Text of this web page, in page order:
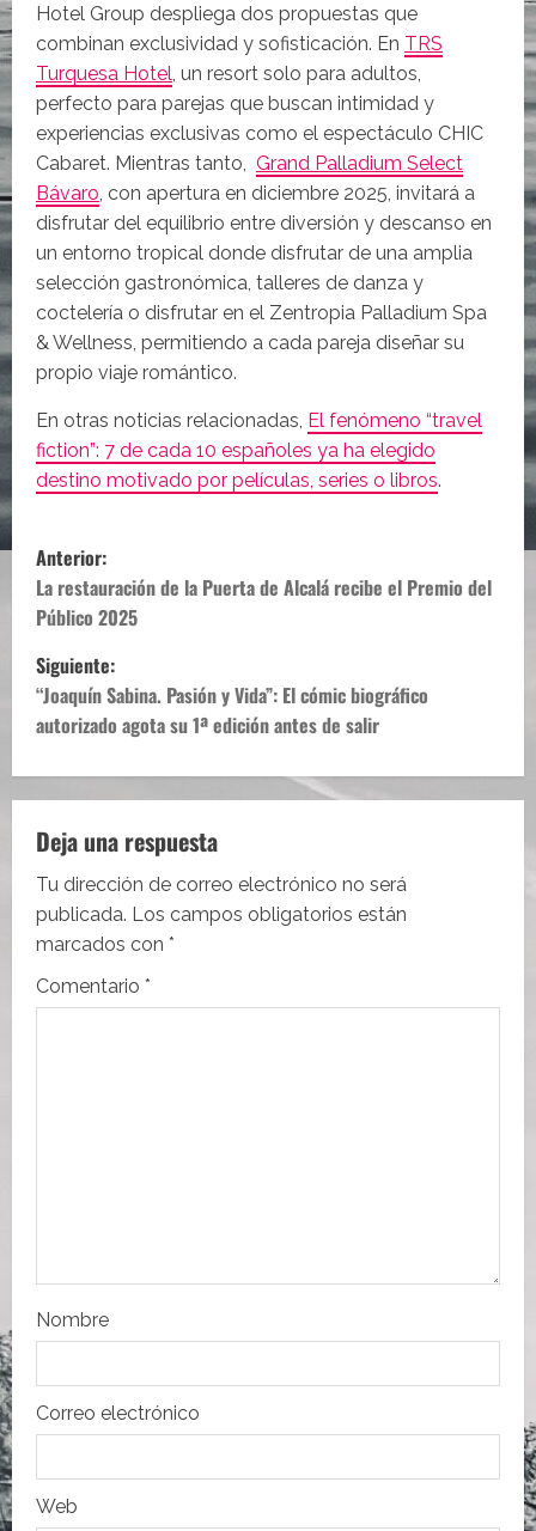
Hotel Group despliega dos propuestas que
combinan exclusividad y sofisticación. En TRS
Turquesa Hotel, un resort solo para adultos,
perfecto para parejas que buscan intimidad y
experiencias exclusivas como el espectáculo CHIC
Cabaret. Mientras tanto, Grand Palladium Select
Bávaro, con apertura en diciembre 2025, invitará a
disfrutar del equilibrio entre diversión y descanso en
un entorno tropical donde disfrutar de una amplia
selección gastronómica, talleres de danza y
coctelería o disfrutar en el Zentropia Palladium Spa
& Wellness, permitiendo a cada pareja diseñar su
propio viaje romántico.
En otras noticias relacionadas, El fenómeno “travel
fiction”: 7 de cada 10 españoles ya ha elegido
destino motivado por películas, series o libros.
N
a
v
e
g
a
c
i
ó
n
r
a
d
a
s
Anterior:
La restauración de la Puerta de Alcalá recibe el Premio del
Público 2025
Siguiente:
“Joaquín Sabina. Pasión y Vida”: El cómic biográfico
autorizado agota su 1ª edición antes de salir
Deja una respuesta
Tu dirección de correo electrónico no será
publicada. Los campos obligatorios están
marcados con *
Comentario *
Nombre
Correo electrónico
Web